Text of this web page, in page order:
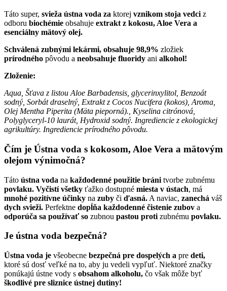
Táto super, svieža ústna voda za ktorej vznikom stoja vedci z
odboru biochémie obsahuje extrakt z kokosu, Aloe Vera a
esenciálny mätový olej.
Schválená zubnými lekármi, obsahuje 98,9% zložiek
prírodného pôvodu a neobsahuje fluoridy ani alkohol!
Zloženie:
Aqua, Šťava z listou Aloe Barbadensis, glycerinxylitol, Benzoát
sodný, Sorbát draselný, Extrakt z Cocos Nucifera (kokos), Aroma,
Olej Mentha Piperita (Mäta pieporná)., Kyselina citrónová,
Polyglyceryl-10 laurát, Hydroxid sodný. Ingrediencie z ekologickej
agrikultúry. Ingrediencie prírodného pôvodu.
Čím je Ústna voda s kokosom, Aloe Vera a mätovým
olejom výnimočná?
Táto ústna voda na každodenné použitie bráni tvorbe zubnému
povlaku. Vyčistí všetky ťažko dostupné miesta v ústach, má
mnohé pozitívne účinky na zuby či ďasná. A naviac, zanechá váš
dych svieži. Perfektne dopĺňa každodenné čistenie zubov a
odporúča sa používať so zubnou pastou proti zubnému povlaku.
Je ústna voda bezpečná?
Ústna voda je všeobecne bezpečná pre dospelých a pre deti,
ktoré sú dosť veľké na to, aby ju vedeli vypľuť. Niektoré značky
ponúkajú ústne vody s obsahom alkoholu, čo však môže byť
škodlivé pre sliznice ústnej dutiny!